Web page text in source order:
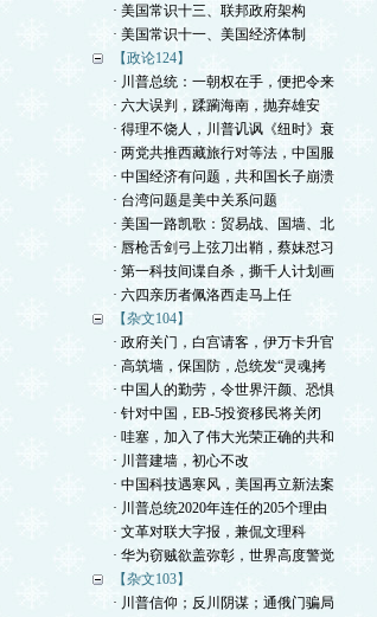
· 美国常识十三、联邦政府架构
· 美国常识十一、美国经济体制
【政论124】
· 川普总统：一朝权在手，便把令来
· 六大误判，蹂躏海南，抛弃雄安
· 得理不饶人，川普讥讽《纽时》衰
· 两党共推西藏旅行对等法，中国服
· 中国经济有问题，共和国长子崩溃
· 台湾问题是美中关系问题
· 美国一路凯歌：贸易战、国墙、北
· 唇枪舌剑弓上弦刀出鞘，蔡妹怼习
· 第一科技间谍自杀，撕千人计划画
· 六四亲历者佩洛西走马上任
【杂文104】
· 政府关门，白宫请客，伊万卡升官
· 高筑墙，保国防，总统发“灵魂拷
· 中国人的勤劳，令世界汗颜、恐惧
· 针对中国，EB-5投资移民将关闭
· 哇塞，加入了伟大光荣正确的共和
· 川普建墙，初心不改
· 中国科技遇寒风，美国再立新法案
· 川普总统2020年连任的205个理由
· 文革对联大字报，兼侃文理科
· 华为窃贼欲盖弥彰，世界高度警觉
【杂文103】
· 川普信仰；反川阴谋；通俄门骗局